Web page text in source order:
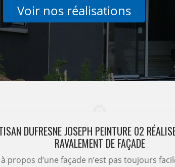
Voir nos réalisations
DUFRESNE JOSEPH PEINTURE 02
RAVALEMENT DE FAÇADE
propos d’une façade n’est pas toujours